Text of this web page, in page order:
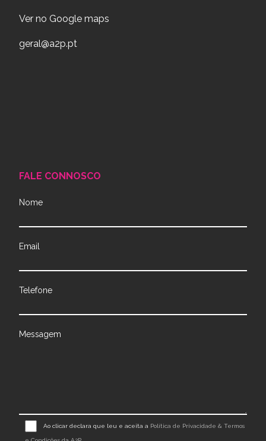
Ver no Google maps
geral@a2p.pt
FALE CONNOSCO
Nome
Email
Telefone
Messagem
Ao clicar declara que leu e aceita a Política de Privacidade & Termos